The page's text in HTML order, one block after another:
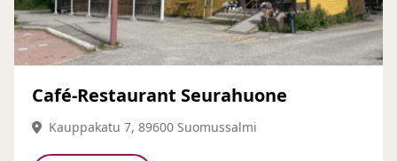
Café-Restaurant Seurahuone
Kauppakatu 7, 89600 Suomussalmi